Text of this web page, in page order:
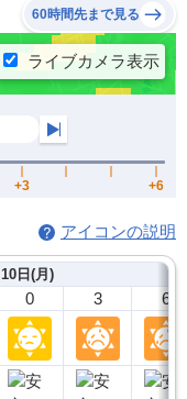
60時間先まで見る
アイコンの説明
10日(月)
0 3 6